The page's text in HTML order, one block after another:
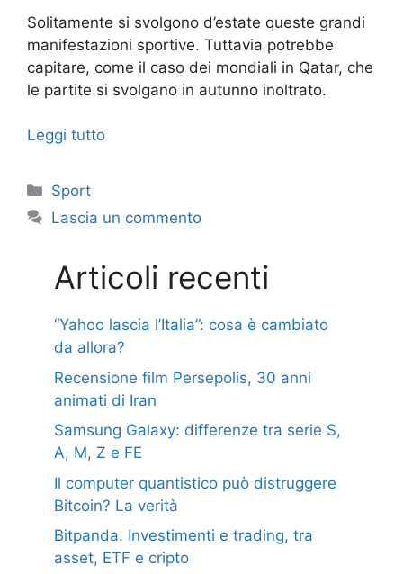
Solitamente si svolgono d’estate queste grandi
manifestazioni sportive. Tuttavia potrebbe
capitare, come il caso dei mondiali in Qatar, che
le partite si svolgano in autunno inoltrato.
Leggi tutto
Categorie
Sport
Lascia un commento
Articoli recenti
“Yahoo lascia l’Italia”: cosa è cambiato
da allora?
Recensione film Persepolis, 30 anni
animati di Iran
Samsung Galaxy: differenze tra serie S,
A, M, Z e FE
Il computer quantistico può distruggere
Bitcoin? La verità
Bitpanda. Investimenti e trading, tra
asset, ETF e cripto